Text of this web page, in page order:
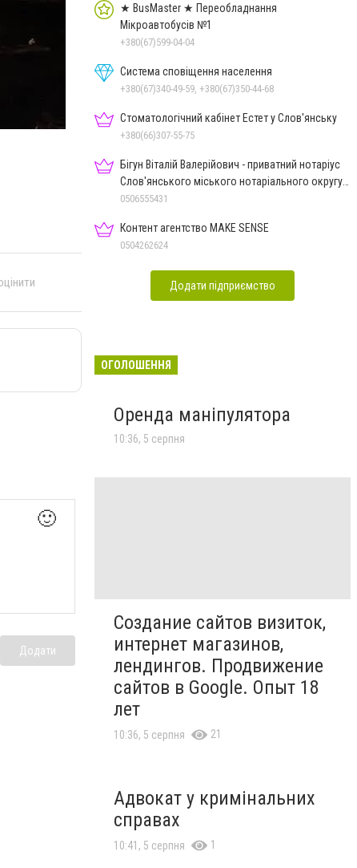
🙂
Додати
★ BusMaster ★ Переобладнання
Мікроавтобусів №1
+380(67)599-04-04
Система сповіщення населення
+380(67)340-49-59, +380(67)350-44-68
Стоматологічний кабінет Естет у Слов'янську
+380(66)307-55-75
Бігун Віталій Валерійович - приватний нотаріус
Слов'янського міського нотаріального округу
Дон.обл.
0506555431
Контент агентство MAKE SENSE
0504262624
Додати підприємство
ОГОЛОШЕННЯ
Оренда маніпулятора
10:36, 5 серпня
Создание сайтов визиток,
интернет магазинов,
лендингов. Продвижение
сайтов в Google. Опыт 18
лет
10:36, 5 серпня 21
Адвокат у кримінальних
справах
10:41, 5 серпня 1